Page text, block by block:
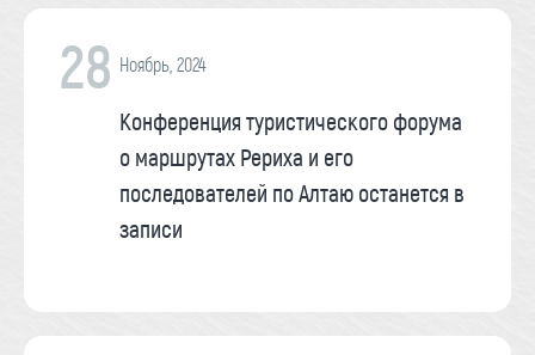
28 Ноябрь, 2024
Конференция туристического форума
о маршрутах Рериха и его
последователей по Алтаю останется в
записи